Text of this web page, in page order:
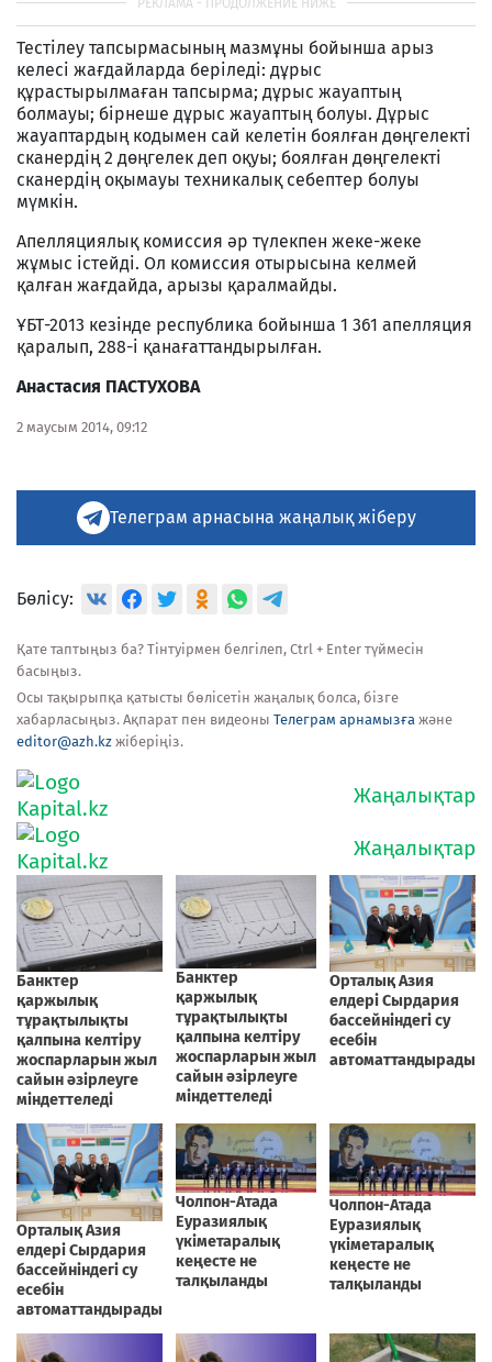
Тестілеу тапсырмасының мазмұны бойынша арыз
келесі жағдайларда беріледі: дұрыс
құрастырылмаған тапсырма; дұрыс жауаптың
болмауы; бірнеше дұрыс жауаптың болуы. Дұрыс
жауаптардың кодымен сай келетін боялған дөңгелекті
сканердің 2 дөңгелек деп оқуы; боялған дөңгелекті
сканердің оқымауы техникалық себептер болуы
мүмкін.
Апелляциялық комиссия әр түлекпен жеке-жеке
жұмыс істейді. Ол комиссия отырысына келмей
қалған жағдайда, арызы қаралмайды.
ҰБТ-2013 кезінде республика бойынша 1 361 апелляция
қаралып, 288-і қанағаттандырылған.
Анастасия ПАСТУХОВА
2 маусым 2014, 09:12
Телеграм арнасына жаңалық жіберу
Бөлісу:
Қате таптыңыз ба? Тінтуірмен белгілеп, Ctrl + Enter түймесін
басыңыз.
Осы тақырыпқа қатысты бөлісетін жаңалық болса, бізге
хабарласыңыз. Ақпарат пен видеоны Телеграм арнамызға және
editor@azh.kz жіберіңіз.